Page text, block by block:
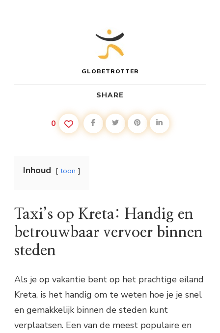
GLOBETROTTER
SHARE
0
Inhoud toon
Taxi’s op Kreta: Handig en
betrouwbaar vervoer binnen
steden
Als je op vakantie bent op het prachtige eiland
Kreta, is het handig om te weten hoe je je snel
en gemakkelijk binnen de steden kunt
verplaatsen. Een van de meest populaire en